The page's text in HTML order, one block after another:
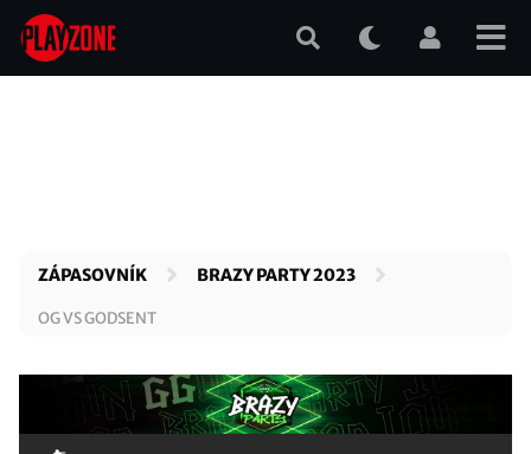
Přejít
hlavnímu
ZÁPASOVNÍK BRAZY PARTY 2023
OG VS GODSENT